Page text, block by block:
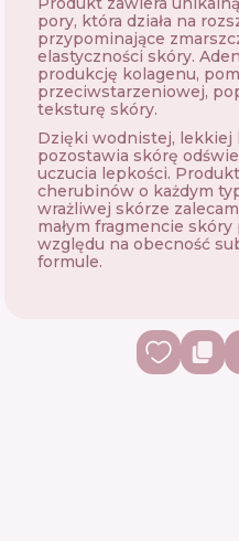
pory, która działa na
przypominające
elastyczności skóry.
produkcję kolagenu,
przeciwstarzeniowej,
teksturę skóry.
Dzięki wodnistej, lekkiej
pozostawia skórę
uczucia lepkości.
cherubinów o każdym
wrażliwej skórze
małym fragmencie
względu na obecność
formule.